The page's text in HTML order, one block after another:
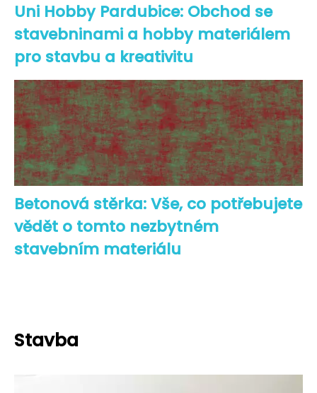
Uni Hobby Pardubice: Obchod se
stavebninami a hobby materiálem
pro stavbu a kreativitu
Betonová stěrka: Vše, co potřebujete
vědět o tomto nezbytném
stavebním materiálu
Stavba